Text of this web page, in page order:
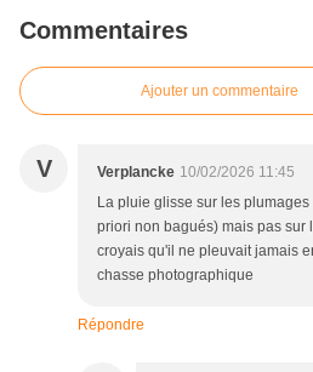
Commentaires
Ajouter un commentaire
V Verplancke 10/02/2026 11:45
La pluie glisse sur les
priori non bagués) mais pas sur
croyais qu'il ne pleuvait jamais
chasse photographique
Répondre